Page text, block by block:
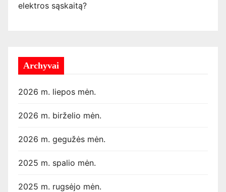
elektros sąskaitą?
Archyvai
2026 m. liepos mėn.
2026 m. birželio mėn.
2026 m. gegužės mėn.
2025 m. spalio mėn.
2025 m. rugsėjo mėn.